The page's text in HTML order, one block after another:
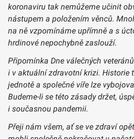
koronaviru tak nemůžeme učinit
nástupem a položením věnců.
na ně vzpomínáme upřímně a s
hrdinové nepochybně zaslouží.
Připomínka Dne válečných
i v aktuální zdravotní krizi. Historie
jednotě a společné víře lze
Budeme-li se této zásady držet,
i současnou pandemii.
Přeji nám všem, ať se ve zdraví